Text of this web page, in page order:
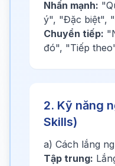
Nhấn mạnh:
ý", "Đặc biệt",
Chuyển tiếp:
đó", "Tiếp
2. Kỹ năng
Skills)
a) Cách lắng
Tập trung: